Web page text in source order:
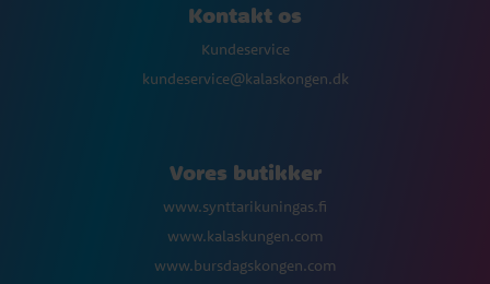
Kontakt os
Kundeservice
kundeservice@kalaskongen.dk
Vores butikker
www.synttarikuningas.fi
www.kalaskungen.com
www.bursdagskongen.com